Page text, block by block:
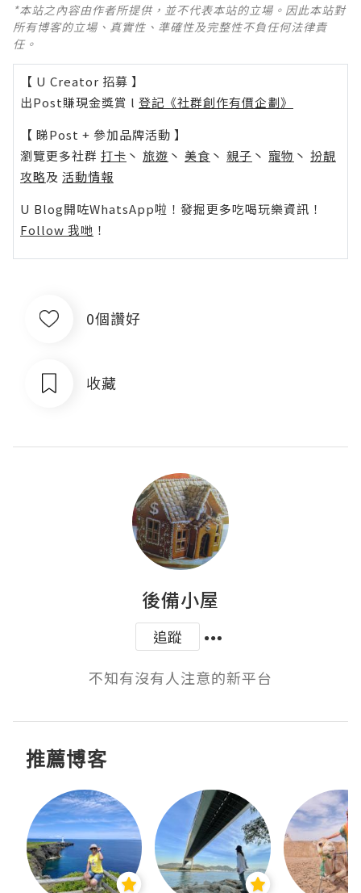
*本站之內容由作者所提供，並不代表本站的立場。因此本站對
所有博客的立場、真實性、準確性及完整性不負任何法律責
任。
【 U Creator 招募 】
出Post賺現金獎賞 l 登記《社群創作有價企劃》
【 睇Post + 參加品牌活動 】
瀏覽更多社群 打卡 丶 旅遊 丶 美食 丶 親子 丶 寵物 丶 扮靚
攻略及 活動情報
U Blog開咗WhatsApp啦！發掘更多吃喝玩樂資訊！
Follow 我哋 ！
0個讚好
收藏
後備小屋
追蹤
不知有沒有人注意的新平台
推薦博客